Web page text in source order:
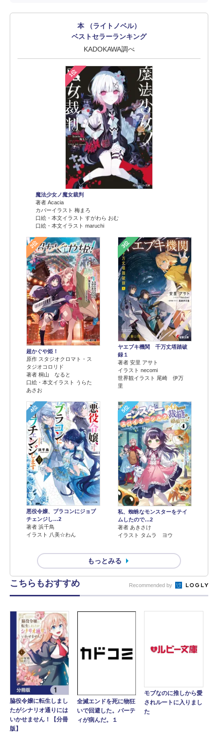
本 （ライトノベル）
ベストセラーランキング
KADOKAWA調べ
1位
魔法少女ノ魔女裁判
著者 Acacia
カバーイラスト 梅まろ
口絵・本文イラスト すがわら おむ
口絵・本文イラスト maruchi
2位
超かぐや姫！
原作 スタジオクロマト・ス
タジオコロリド
著者 桐山 なると
口絵・本文イラスト うらた
あさお
3位
ヤエブキ機関 千万丈塔踏破
録１
著者 安里 アサト
イラスト necomi
世界観イラスト 尾崎 伊万
里
4位
悪役令嬢、ブラコンにジョブ
チェンジし…2
著者 浜千鳥
イラスト 八美☆わん
5位
私、蜘蛛なモンスターをテイ
ムしたので…2
著者 あきさけ
イラスト タムラ ヨウ
もっとみる
こちらもおすすめ Recommended by
脇役令嬢に転生しまし
たがシナリオ通りには
いかせません！【分冊
版】
全滅エンドを死に物狂
いで回避した。パーテ
ィが病んだ。１
モブなのに推しから愛
されルートに入りまし
た